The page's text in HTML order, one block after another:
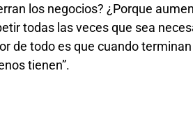
los negocios? ¿Porque
todas las veces que sea
de todo es que cuando
tienen”.